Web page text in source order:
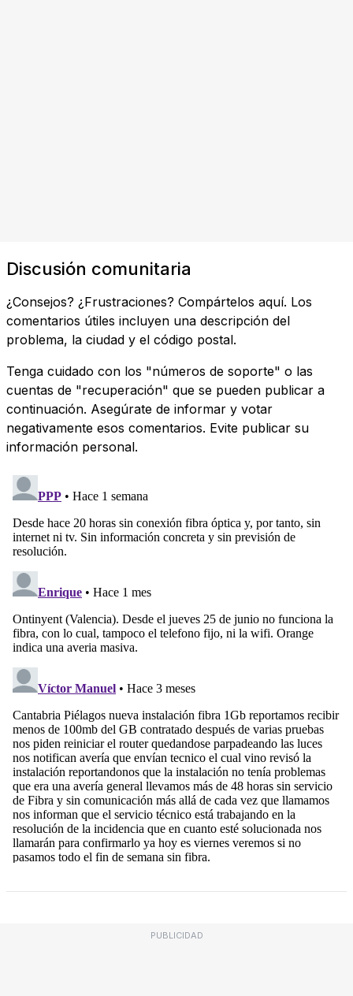
Discusión comunitaria
¿Consejos? ¿Frustraciones? Compártelos aquí. Los
comentarios útiles incluyen una descripción del
problema, la ciudad y el código postal.
Tenga cuidado con los "números de soporte" o las
cuentas de "recuperación" que se pueden publicar a
continuación. Asegúrate de informar y votar
negativamente esos comentarios. Evite publicar su
información personal.
PUBLICIDAD